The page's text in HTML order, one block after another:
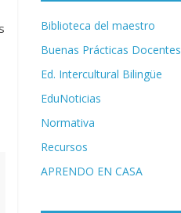
Biblioteca del maestro
Buenas Prácticas Docentes
Ed. Intercultural Bilingüe
EduNoticias
Normativa
Recursos
APRENDO EN CASA